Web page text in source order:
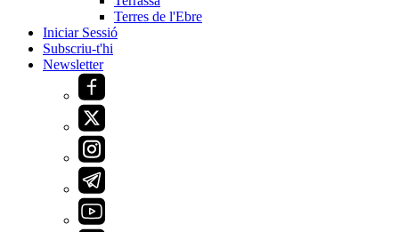
Terres de l'Ebre
Iniciar Sessió
Subscriu-t'hi
Newsletter